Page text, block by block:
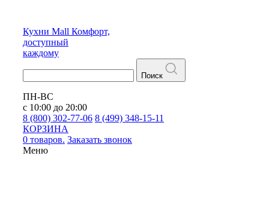
Кухни Mall Комфорт,
доступный
каждому
Поиск
ПН-ВС
с 10:00 до 20:00
8 (800) 302-77-06 8 (499) 348-15-11
КОРЗИНА
0 товаров. Заказать звонок
Меню